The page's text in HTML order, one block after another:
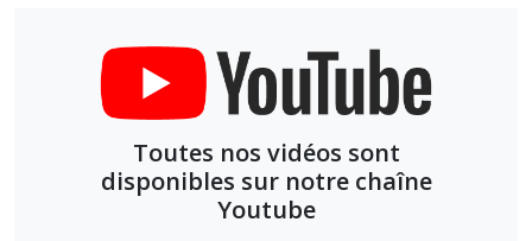
Toutes nos vidéos sont
disponibles sur notre chaîne
Youtube